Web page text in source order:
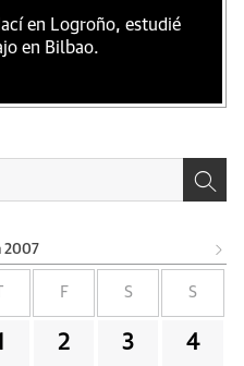
en Logroño, estudié
en Bilbao.
2007
F S S
2 3 4